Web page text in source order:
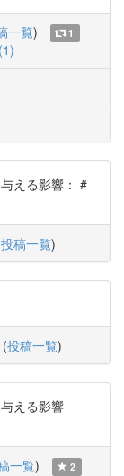
一覧)
1
える影響： #
投稿一覧)
(投稿一覧)
える影響
一覧) 2